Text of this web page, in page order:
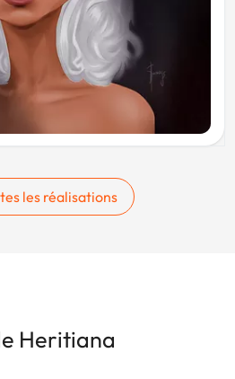
les réalisations
Heritiana